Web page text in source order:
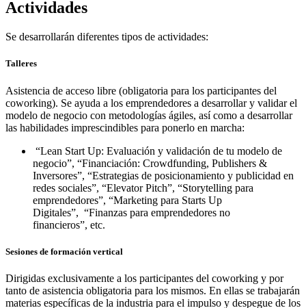
Actividades
Se desarrollarán diferentes tipos de actividades:
Talleres
Asistencia de acceso libre (obligatoria para los participantes del
coworking). Se ayuda a los emprendedores a desarrollar y validar el
modelo de negocio con metodologías ágiles, así como a desarrollar
las habilidades imprescindibles para ponerlo en marcha:
“Lean Start Up: Evaluación y validación de tu modelo de
negocio”, “Financiación: Crowdfunding, Publishers &
Inversores”, “Estrategias de posicionamiento y publicidad en
redes sociales”, “Elevator Pitch”, “Storytelling para
emprendedores”, “Marketing para Starts Up
Digitales”, “Finanzas para emprendedores no
financieros”, etc.
Sesiones de formación vertical
Dirigidas exclusivamente a los participantes del coworking y por
tanto de asistencia obligatoria para los mismos. En ellas se trabajarán
materias específicas de la industria para el impulso y despegue de los